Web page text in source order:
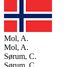
Mol, A.
Mol, A.
Sørum, C.
Sørum, C.